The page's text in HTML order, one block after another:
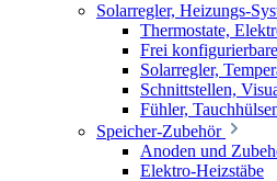
Solarregler, Heizungs-
Thermostate,
Frei
Solarregler,
Schnittstellen,
Fühler,
Speicher-Zubehör
Anoden und
Elektro-Heizstäbe